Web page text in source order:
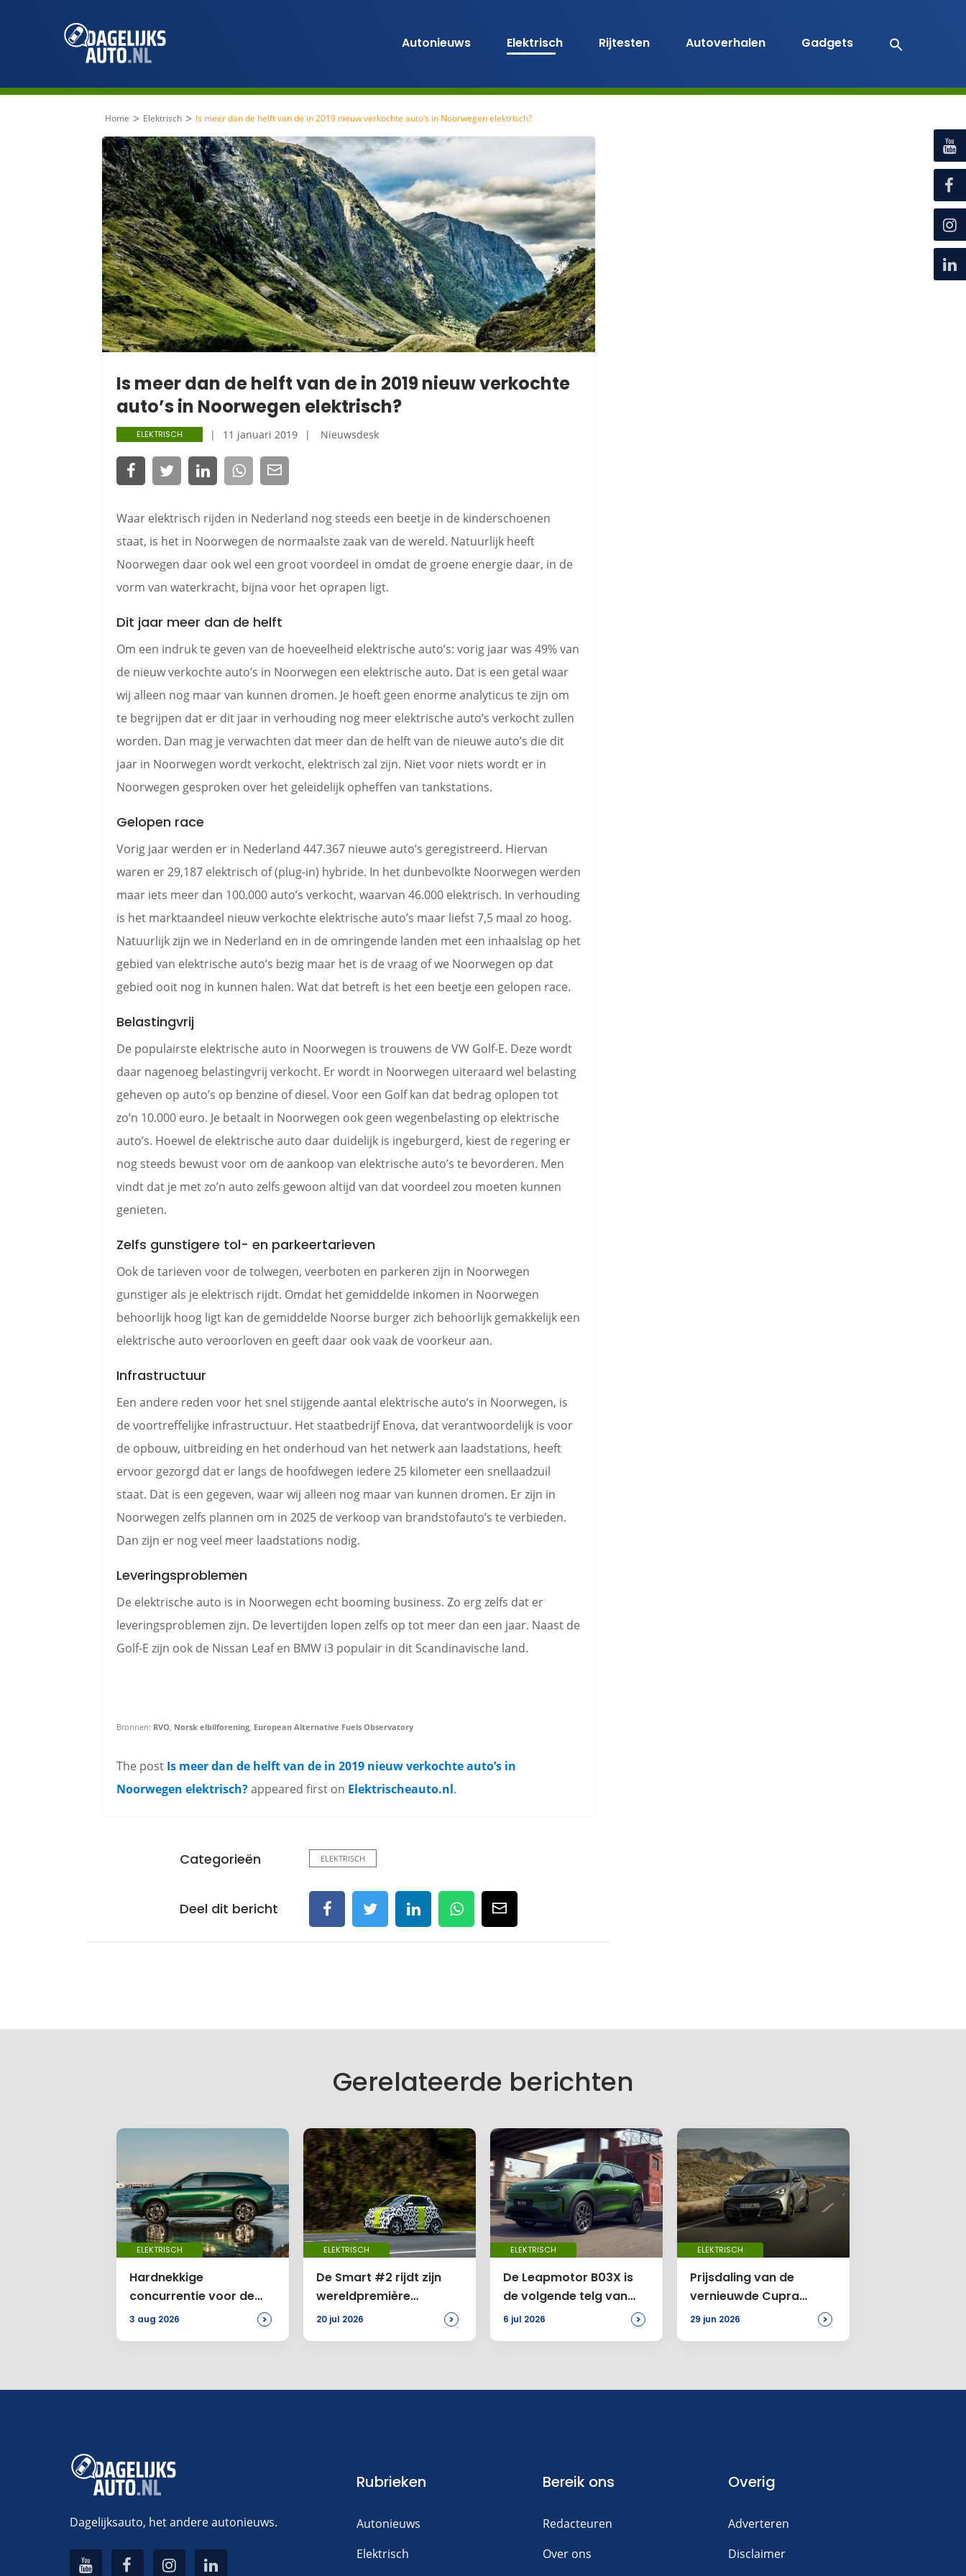
Autonieuws Elektrisch Rijtesten Autoverhalen Gadgets
Home > Elektrisch > Is meer dan de helft van de in 2019 nieuw verkochte auto’s in Noorwegen elektrisch?
Is meer dan de helft van de in 2019 nieuw verkochte
auto’s in Noorwegen elektrisch?
ELEKTRISCH 11 januari 2019 Nieuwsdesk
Waar elektrisch rijden in Nederland nog steeds een beetje in de kinderschoenen
staat, is het in Noorwegen de normaalste zaak van de wereld. Natuurlijk heeft
Noorwegen daar ook wel een groot voordeel in omdat de groene energie daar, in de
vorm van waterkracht, bijna voor het oprapen ligt.
Dit jaar meer dan de helft
Om een indruk te geven van de hoeveelheid elektrische auto’s: vorig jaar was 49% van
de nieuw verkochte auto’s in Noorwegen een elektrische auto. Dat is een getal waar
wij alleen nog maar van kunnen dromen. Je hoeft geen enorme analyticus te zijn om
te begrijpen dat er dit jaar in verhouding nog meer elektrische auto’s verkocht zullen
worden. Dan mag je verwachten dat meer dan de helft van de nieuwe auto’s die dit
jaar in Noorwegen wordt verkocht, elektrisch zal zijn. Niet voor niets wordt er in
Noorwegen gesproken over het geleidelijk opheffen van tankstations.
Gelopen race
Vorig jaar werden er in Nederland 447.367 nieuwe auto’s geregistreerd. Hiervan
waren er 29,187 elektrisch of (plug-in) hybride. In het dunbevolkte Noorwegen werden
maar iets meer dan 100.000 auto’s verkocht, waarvan 46.000 elektrisch. In verhouding
is het marktaandeel nieuw verkochte elektrische auto’s maar liefst 7,5 maal zo hoog.
Natuurlijk zijn we in Nederland en in de omringende landen met een inhaalslag op het
gebied van elektrische auto’s bezig maar het is de vraag of we Noorwegen op dat
gebied ooit nog in kunnen halen. Wat dat betreft is het een beetje een gelopen race.
Belastingvrij
De populairste elektrische auto in Noorwegen is trouwens de VW Golf-E. Deze wordt
daar nagenoeg belastingvrij verkocht. Er wordt in Noorwegen uiteraard wel belasting
geheven op auto’s op benzine of diesel. Voor een Golf kan dat bedrag oplopen tot
zo’n 10.000 euro. Je betaalt in Noorwegen ook geen wegenbelasting op elektrische
auto’s. Hoewel de elektrische auto daar duidelijk is ingeburgerd, kiest de regering er
nog steeds bewust voor om de aankoop van elektrische auto’s te bevorderen. Men
vindt dat je met zo’n auto zelfs gewoon altijd van dat voordeel zou moeten kunnen
genieten.
Zelfs gunstigere tol- en parkeertarieven
Ook de tarieven voor de tolwegen, veerboten en parkeren zijn in Noorwegen
gunstiger als je elektrisch rijdt. Omdat het gemiddelde inkomen in Noorwegen
behoorlijk hoog ligt kan de gemiddelde Noorse burger zich behoorlijk gemakkelijk een
elektrische auto veroorloven en geeft daar ook vaak de voorkeur aan.
Infrastructuur
Een andere reden voor het snel stijgende aantal elektrische auto’s in Noorwegen, is
de voortreffelijke infrastructuur. Het staatbedrijf Enova, dat verantwoordelijk is voor
de opbouw, uitbreiding en het onderhoud van het netwerk aan laadstations, heeft
ervoor gezorgd dat er langs de hoofdwegen iedere 25 kilometer een snellaadzuil
staat. Dat is een gegeven, waar wij alleen nog maar van kunnen dromen. Er zijn in
Noorwegen zelfs plannen om in 2025 de verkoop van brandstofauto’s te verbieden.
Dan zijn er nog veel meer laadstations nodig.
Leveringsproblemen
De elektrische auto is in Noorwegen echt booming business. Zo erg zelfs dat er
leveringsproblemen zijn. De levertijden lopen zelfs op tot meer dan een jaar. Naast de
Golf-E zijn ook de Nissan Leaf en BMW i3 populair in dit Scandinavische land.
Bronnen: RVO, Norsk elbilforening, European Alternative Fuels Observatory
The post Is meer dan de helft van de in 2019 nieuw verkochte auto’s in
Noorwegen elektrisch?appeared first on Elektrischeauto.nl.
Categorieën ELEKTRISCH
Deel dit bericht
Gerelateerde berichten
ELEKTRISCH
Hardnekkige
concurrentie voor de
Range Rover
3 aug 2026 >
ELEKTRISCH
De Smart #2 rijdt zijn
wereldpremière
tegemoet
20 jul 2026 >
ELEKTRISCH
De Leapmotor B03X is
de volgende telg van
Stellantis
6 jul 2026 >
ELEKTRISCH
Prijsdaling van de
vernieuwde Cupra
Tavascan
29 jun 2026 >
Dagelijksauto, het andere autonieuws.
Rubrieken
Autonieuws
Elektrisch
Bereik ons
Redacteuren
Over ons
Overig
Adverteren
Disclaimer